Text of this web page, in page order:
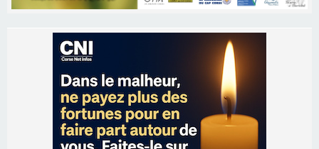
Les brèves
09/08/2026 16:04
Sénatoriales 2B – Jean-François Gaspari retire
sa candidature